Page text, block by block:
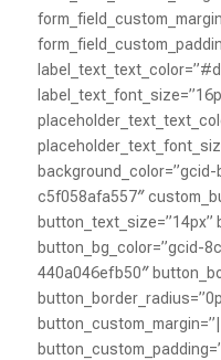
c5f058afa557″
button_text_size=”14px”
button_bg_color=”gcid-
440a046efb50″